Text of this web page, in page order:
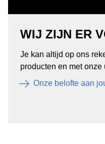
WIJ ZIJN ER
Je kan altijd op ons
producten en met
Onze belofte aan